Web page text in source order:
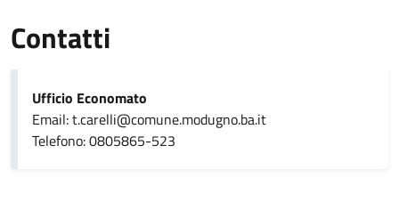
Contatti
Ufficio Economato
Email: t.carelli@comune.modugno.ba.it
Telefono: 0805865-523